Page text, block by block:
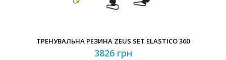
ТРЕНУВАЛЬНА РЕЗИНА ZEUS SET ELASTICO 360
3826 грн